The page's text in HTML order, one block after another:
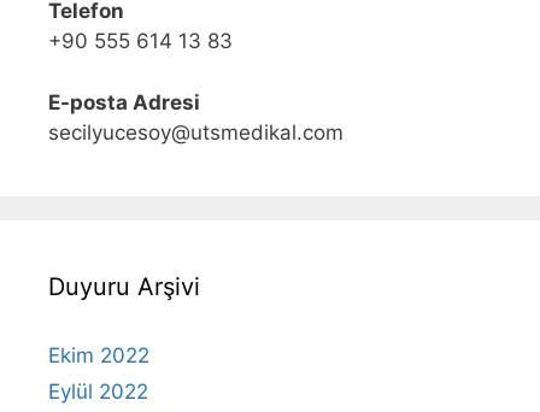
Telefon
+90 555 614 13 83
E-posta Adresi
secilyucesoy@utsmedikal.com
Duyuru Arşivi
Ekim 2022
Eylül 2022